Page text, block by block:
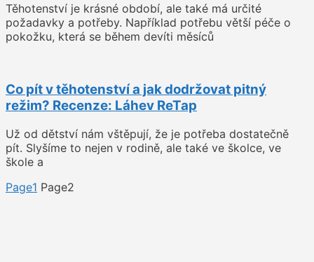
Těhotenství je krásné období, ale také má určité
požadavky a potřeby. Například potřebu větší péče o
pokožku, která se během devíti měsíců
Co pít v těhotenství a jak dodržovat pitný
režim? Recenze: Láhev ReTap
Už od dětství nám vštěpují, že je potřeba dostatečně
pít. Slyšíme to nejen v rodině, ale také ve školce, ve
škole a
Page1 Page2